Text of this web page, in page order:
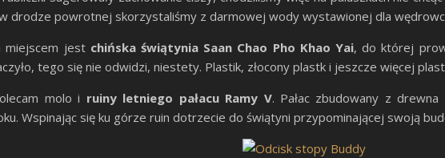
drodze powrotnej skorzystaliśmy z darmowej wody wystawionej dla
miejscem jest chińska świątynia Saan Chao Pho Khao Yai, do której
tego się nie odwidzi, niestety. Plastik, złocony plastk i jeszcze więcej
molo i ruiny letniego pałacu Ramy V. Pałac zbudowany z
Wspinając się ku górze ruin dotrzecie do świątyni przypominającej swoją